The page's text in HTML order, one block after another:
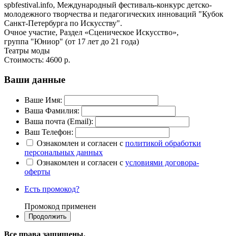
spbfestival.info, Международный фестиваль-конкурс детско-
молодежного творчества и педагогических инноваций "Кубок
Санкт-Петербурга по Искусству".
Очное участие, Раздел «Сценическое Искусство»,
группа "Юниор" (от 17 лет до 21 года)
Театры моды
Стоимость: 4600 р.
Ваши данные
Ваше Имя:
Ваша Фамилия:
Ваша почта (Email):
Ваш Телефон:
Ознакомлен и согласен с политикой обработки
персональных данных
Ознакомлен и согласен с условиями договора-
оферты
Есть промокод?
Промокод применен
Все права защищены.